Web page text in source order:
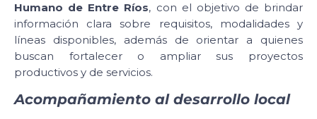
Humano de Entre Ríos, con el objetivo de brindar
información clara sobre requisitos, modalidades y
líneas disponibles, además de orientar a quienes
buscan fortalecer o ampliar sus proyectos
productivos y de servicios.
Acompañamiento al desarrollo local